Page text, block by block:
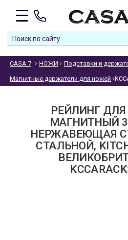
CASA 7 НОЖИ Подставки и
Магнитные держатели для ножей
РЕЙЛИНГ
МАГНИТНЫЙ
НЕРЖАВЕЮЩАЯ
СТАЛЬНОЙ,